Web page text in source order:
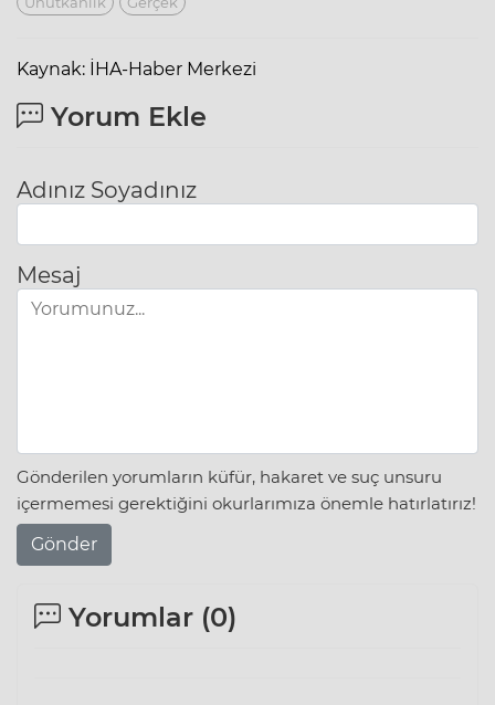
Kaynak: İHA-Haber Merkezi
Yorum Ekle
Adınız Soyadınız
Mesaj
Gönderilen yorumların küfür, hakaret ve suç unsuru
içermemesi gerektiğini okurlarımıza önemle hatırlatırız!
Gönder
Yorumlar (0)